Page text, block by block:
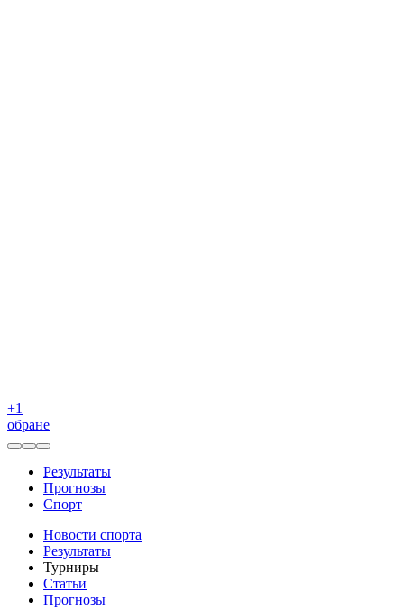
+1
обране
Результаты
Прогнозы
Спорт
Новости спорта
Результаты
Турниры
Статьи
Прогнозы